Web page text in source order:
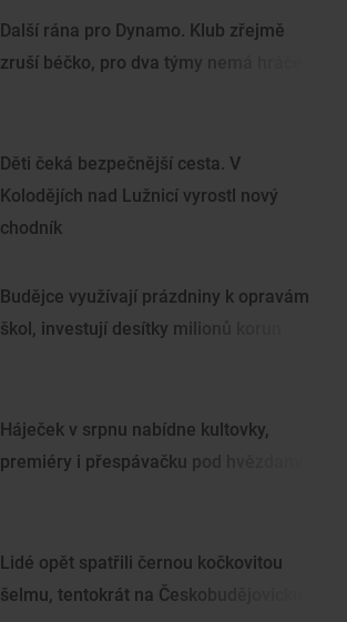
Další rána pro Dynamo. Klub zřejmě
zruší béčko, pro dva týmy nemá hráče
Děti čeká bezpečnější cesta. V
Kolodějích nad Lužnicí vyrostl nový
chodník
Budějce využívají prázdniny k opravám
škol, investují desítky milionů korun
Háječek v srpnu nabídne kultovky,
premiéry i přespávačku pod hvězdami
Lidé opět spatřili černou kočkovitou
šelmu, tentokrát na Českobudějovicku